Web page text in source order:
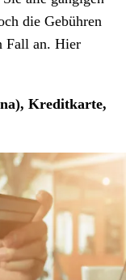
die Gebühren
Fall an. Hier
Kreditkarte,